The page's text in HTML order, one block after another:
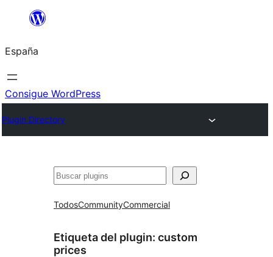
Saltar
contenido
España
Consigue WordPress
Plugin Directory
Buscar
TodosCommunityCommercial
Etiqueta del plugin: custom
prices